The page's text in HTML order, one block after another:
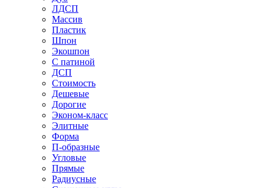
ЛДСП
Массив
Пластик
Шпон
Экошпон
С патиной
ДСП
Стоимость
Дешевые
Дорогие
Эконом-класс
Элитные
Форма
П-образные
Угловые
Прямые
Радиусные